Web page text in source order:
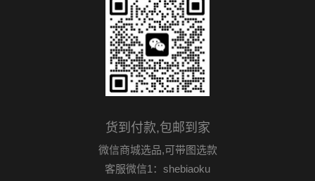
货到付款,包邮到家
微信商城选品,可带图选款
客服微信1：shebiaoku